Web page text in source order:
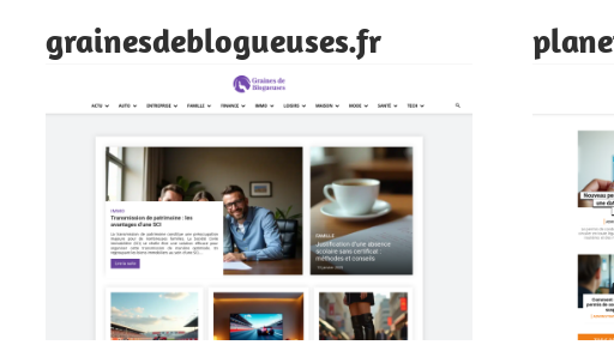
grainesdeblogueuses.fr